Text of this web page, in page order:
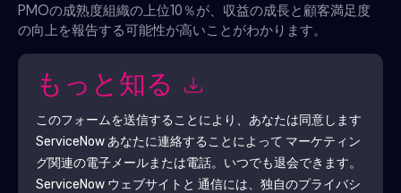
PMOの成熟度組織の上位10％が、収益の成長と顧客満足度
の向上を報告する可能性が高いことがわかります。
もっと知る
このフォームを送信することにより、あなたは同意します
ServiceNowあなたに連絡することによって マーケティン
グ関連の電子メールまたは電話。いつでも退会できます。
ServiceNowウェブサイトと 通信には、独自のプライバシ